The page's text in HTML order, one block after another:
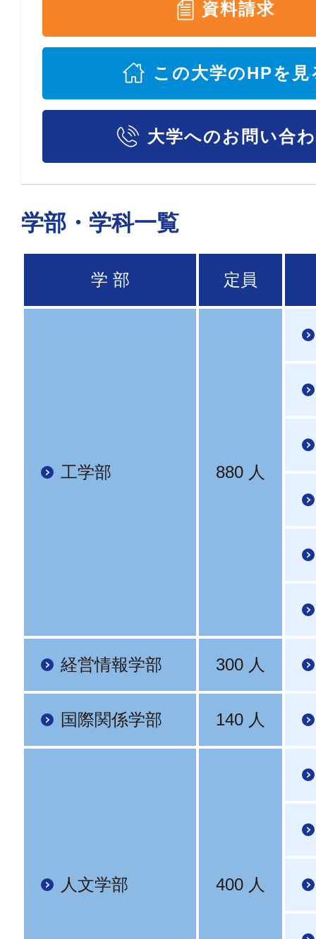
資料請求
この大学のHPを見
大学へのお問い合
学部・学科一覧
学 部 定員
工学部 880 人
経営情報学部 300 人
国際関係学部 140 人
人文学部 400 人